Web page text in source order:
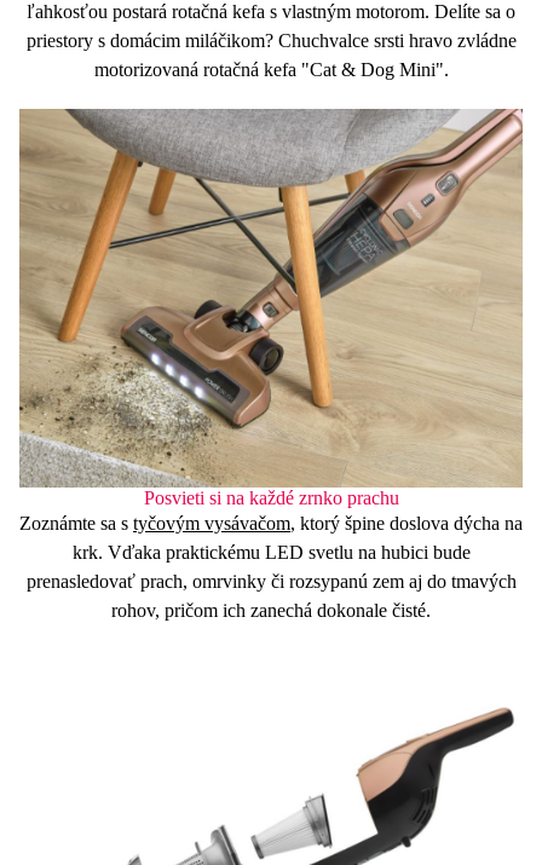
ľahkosťou postará rotačná kefa s vlastným motorom. Delíte sa o
priestory s domácim miláčikom? Chuchvalce srsti hravo zvládne
motorizovaná rotačná kefa "Cat & Dog Mini".
Posvieti si na každé zrnko prachu
Zoznámte sa s tyčovým vysávačom, ktorý špine doslova dýcha na
krk. Vďaka praktickému LED svetlu na hubici bude
prenasledovať prach, omrvinky či rozsypanú zem aj do tmavých
rohov, pričom ich zanechá dokonale čisté.